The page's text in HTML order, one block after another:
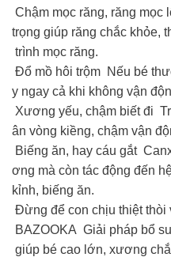
Chậm mọc răng, răng
trọng giúp răng chắc khỏe,
trình mọc răng.
Đổ mồ hôi trộm Nếu bé
y ngay cả khi không vận
Xương yếu, chậm biết đi
ân vòng kiềng, chậm vận
Biếng ăn, hay cáu gắt
ơng mà còn tác động đến
kỉnh, biếng ăn.
Đừng để con chịu thiệt thòi
BAZOOKA Giải pháp bổ
giúp bé cao lớn, xương